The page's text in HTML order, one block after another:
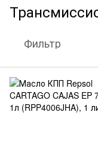
Фильтр